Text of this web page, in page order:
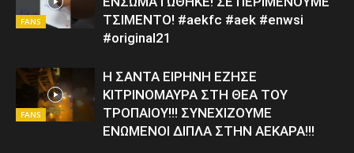
FANS
ΤΣΙΜΕΝΤΟ! #aekfc #aek #enwsi
#original21
FANS
Η ΣΑΝΤΑ ΕΙΡΗΝΗ ΕΖΗΣΕ
ΚΙΤΡΙΝΟΜΑΥΡΑ ΣΤΗ ΘΕΑ ΤΟΥ
ΤΡΟΠΑΙΟΥ!!! ΣΥΝΕΧΙΖΟΥΜΕ
ΕΝΩΜΕΝΟΙ ΔΙΠΛΑ ΣΤΗΝ ΑΕΚΑΡΑ!!!